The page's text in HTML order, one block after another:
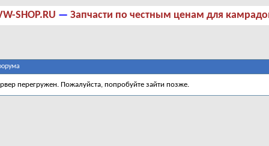
SHOP.RU — Запчасти по честным ценам для
перегружен. Пожалуйста, попробуйте зайти позже.